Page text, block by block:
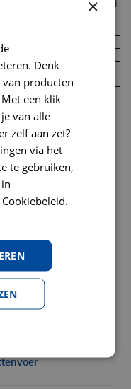
staan. Niet bedoeld
natvoer (zakje/dag)
2,5 – 3,5
3,5 – 4
Canin kitten
×
Denk
producten
een klik
van alle
zelf aan zet?
via het
te gebruiken,